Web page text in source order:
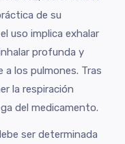
de su
uso implica exhalar
profunda y
a los pulmones. Tras
la respiración
del medicamento.
ser determinada